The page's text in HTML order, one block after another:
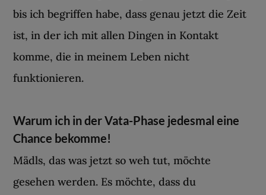
bis ich begriffen habe, dass genau jetzt die Zeit
ist, in der ich mit allen Dingen in Kontakt
komme, die in meinem Leben nicht
funktionieren.
Warum ich in der Vata-Phase jedesmal eine
Chance bekomme!
Mädls, das was jetzt so weh tut, möchte
gesehen werden. Es möchte, dass du